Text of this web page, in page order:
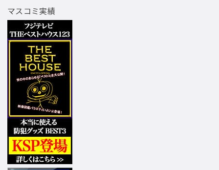
マスコミ実績